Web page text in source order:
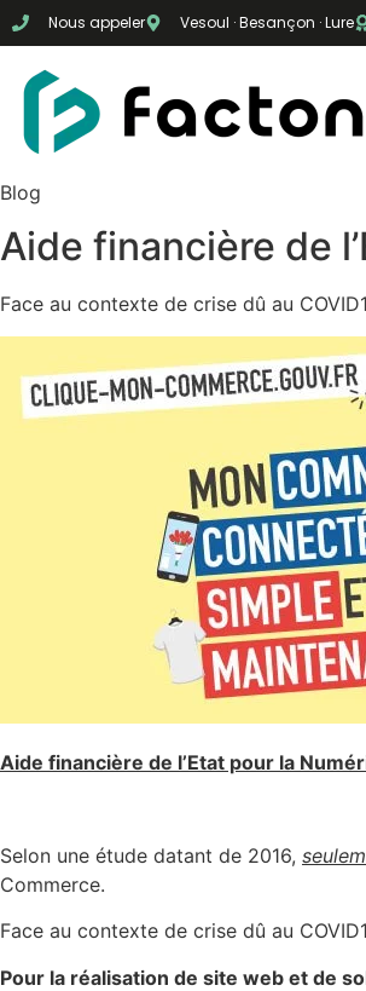
Nous appeler Vesoul · Besançon · Lure
Blog
Aide financière de
Face au contexte de crise dû au
Aide financière de l’Etat pour la
Selon une étude datant de 2016,
Commerce.
Face au contexte de crise dû au
Pour la réalisation de site web et de